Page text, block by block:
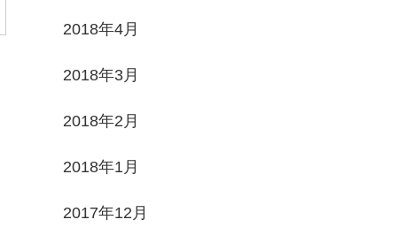
2018年4月
2018年3月
2018年2月
2018年1月
2017年12月